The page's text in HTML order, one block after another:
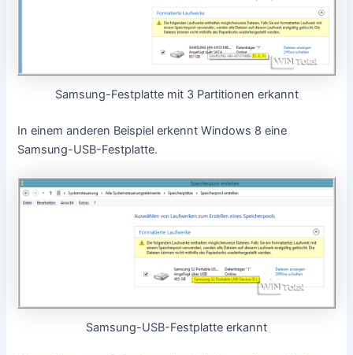
Samsung-Festplatte mit 3 Partitionen erkannt
In einem anderen Beispiel erkennt Windows 8 eine
Samsung-USB-Festplatte.
Samsung-USB-Festplatte erkannt